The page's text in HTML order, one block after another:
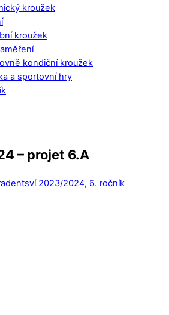
kroužek
kroužek
kondiční kroužek
a sportovní hry
– projet 6.A
2023/2024, 6. ročník